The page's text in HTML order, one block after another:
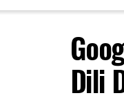
Dili